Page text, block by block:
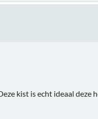
kist is echt ideaal deze